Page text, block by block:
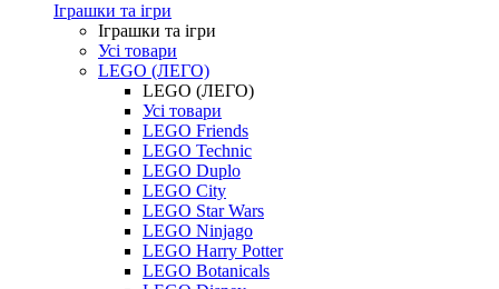
Іграшки та ігри
Іграшки та ігри
Усі товари
LEGO (ЛЕГО)
LEGO (ЛЕГО)
Усі товари
LEGO Friends
LEGO Technic
LEGO Duplo
LEGO City
LEGO Star Wars
LEGO Ninjago
LEGO Harry Potter
LEGO Botanicals